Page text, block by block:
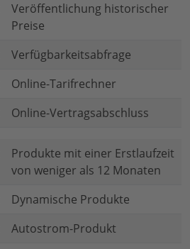
Veröffentlichung historischer
Preise
Verfügbarkeitsabfrage
Online-Tarifrechner
Online-Vertragsabschluss
Produkte mit einer Erstlaufzeit
von weniger als 12 Monaten
Dynamische Produkte
Autostrom-Produkt